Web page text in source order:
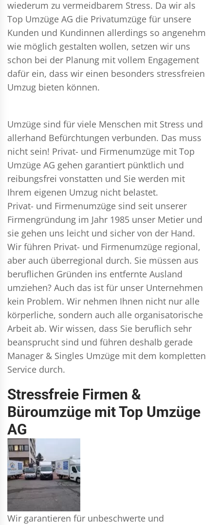
wiederum zu vermeidbarem Stress. Da wir als
Top Umzüge AG die Privatumzüge für unsere
Kunden und Kundinnen allerdings so angenehm
wie möglich gestalten wollen, setzen wir uns
schon bei der Planung mit vollem Engagement
dafür ein, dass wir einen besonders stressfreien
Umzug bieten können.
Umzüge sind für viele Menschen mit Stress und
allerhand Befürchtungen verbunden. Das muss
nicht sein! Privat- und Firmenumzüge mit Top
Umzüge AG gehen garantiert pünktlich und
reibungsfrei vonstatten und Sie werden mit
Ihrem eigenen Umzug nicht belastet.
Privat- und Firmenumzüge sind seit unserer
Firmengründung im Jahr 1985 unser Metier und
sie gehen uns leicht und sicher von der Hand.
Wir führen Privat- und Firmenumzüge regional,
aber auch überregional durch. Sie müssen aus
beruflichen Gründen ins entfernte Ausland
umziehen? Auch das ist für unser Unternehmen
kein Problem. Wir nehmen Ihnen nicht nur alle
körperliche, sondern auch alle organisatorische
Arbeit ab. Wir wissen, dass Sie beruflich sehr
beansprucht sind und führen deshalb gerade
Manager & Singles Umzüge mit dem kompletten
Service durch.
Stressfreie Firmen &
Büroumzüge mit Top Umzüge
AG
Wir garantieren für unbeschwerte und